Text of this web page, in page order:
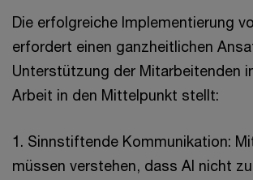
Die erfolgreiche Implementierung
erfordert einen ganzheitlichen
Unterstützung der Mitarbeitenden
Arbeit in den Mittelpunkt stellt:
1. Sinnstiftende Kommunikation:
müssen verstehen, dass AI nicht